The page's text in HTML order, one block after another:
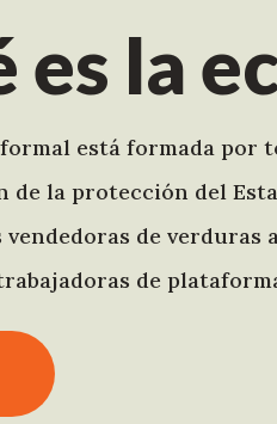
es la
está formada por
de la protección del
vendedoras de
de